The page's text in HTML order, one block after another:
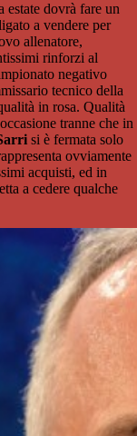
estate dovrà fare un
a vendere per
allenatore,
rinforzi al
negativo
tecnico della
in rosa. Qualità
tranne che in
si è fermata solo
ovviamente
acquisti, ed in
a cedere qualche